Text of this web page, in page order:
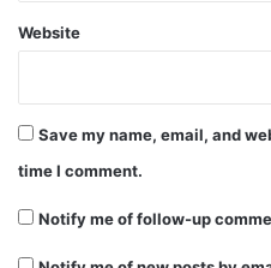
Website
Save my name, email, and
time I comment.
Notify me of follow-up